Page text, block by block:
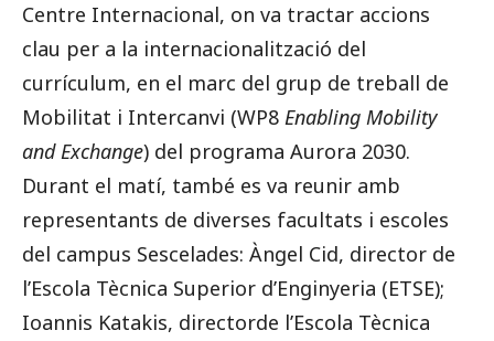
Centre Internacional, on va tractar accions
clau per a la internacionalització del
currículum, en el marc del grup de treball de
Mobilitat i Intercanvi (WP8 Enabling Mobility
and Exchange) del programa Aurora 2030.
Durant el matí, també es va reunir amb
representants de diverses facultats i escoles
del campus Sescelades: Àngel Cid, director de
l’Escola Tècnica Superior d’Enginyeria (ETSE);
Ioannis Katakis, directorde l’Escola Tècnica